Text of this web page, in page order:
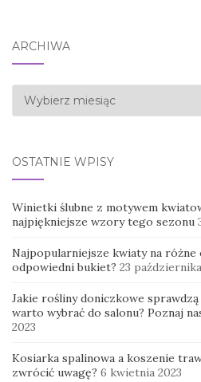
ARCHIWA
Archiwa
OSTATNIE WPISY
Winietki ślubne z motywem
najpiękniejsze wzory tego sezonu
Najpopularniejsze kwiaty na różne
odpowiedni bukiet? 23
Jakie rośliny doniczkowe
warto wybrać do salonu? Poznaj
2023
Kosiarka spalinowa a koszenie
zwrócić uwagę? 6 kwietnia 2023